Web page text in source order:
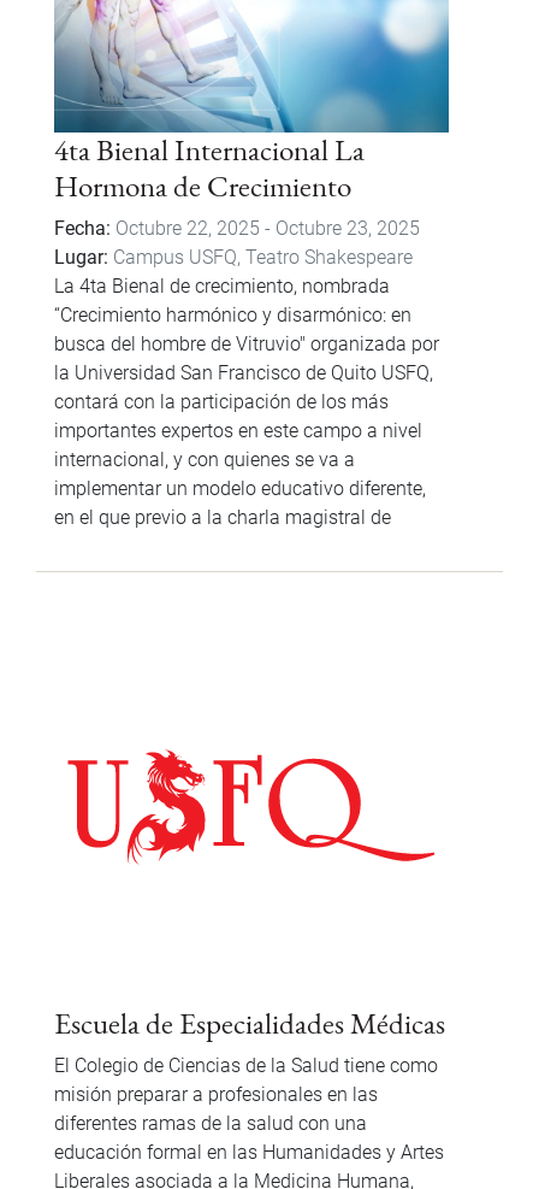
4ta Bienal Internacional La
Hormona de Crecimiento
Fecha Octubre 22, 2025 - Octubre 23, 2025
Lugar Campus USFQ, Teatro Shakespeare
La 4ta Bienal de crecimiento, nombrada
“Crecimiento harmónico y disarmónico: en
busca del hombre de Vitruvio" organizada por
la Universidad San Francisco de Quito USFQ,
contará con la participación de los más
importantes expertos en este campo a nivel
internacional, y con quienes se va a
implementar un modelo educativo diferente,
en el que previo a la charla magistral de
Escuela de Especialidades Médicas
El Colegio de Ciencias de la Salud tiene como
misión preparar a profesionales en las
diferentes ramas de la salud con una
educación formal en las Humanidades y Artes
Liberales asociada a la Medicina Humana,